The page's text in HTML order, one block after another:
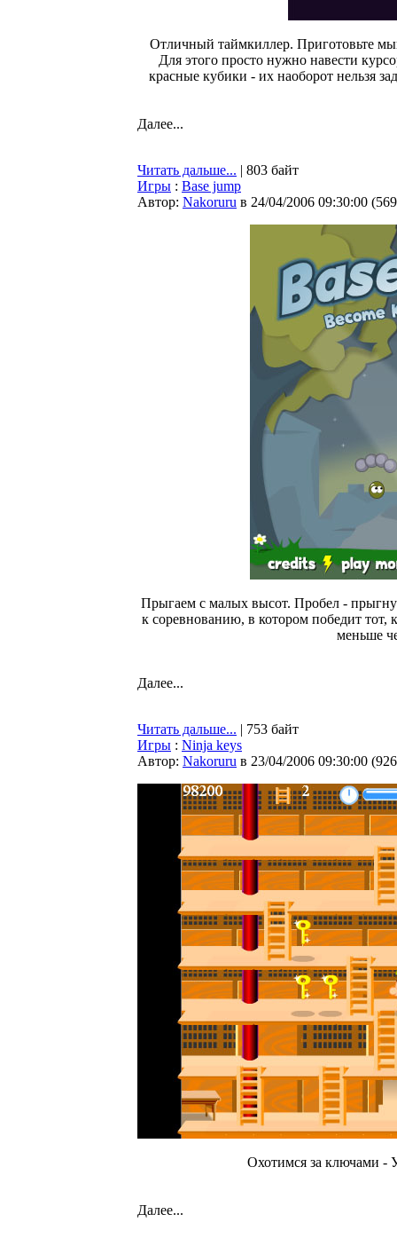
Отличный таймкиллер. Приготовьте
Для этого просто нужно навести
красные кубики - их наоборот нельзя
Далее...
Читать дальше... | 803 байт
Игры : Base jump
Автор: Nakoruru в 24/04/2006 09:30:00 (
Прыгаем с малых высот. Пробел -
к соревнованию, в котором победит
меньше
Далее...
Читать дальше... | 753 байт
Игры : Ninja keys
Автор: Nakoruru в 23/04/2006 09:30:00 (
Охотимся за ключами -
Далее...